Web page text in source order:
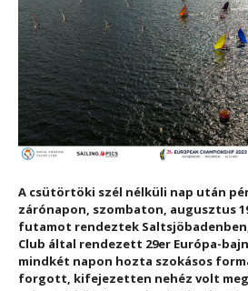
A csütörtöki szél nélküli nap után
zárónapon, szombaton, augusztus
futamot rendeztek Saltsjöbadenben,
Club által rendezett 29er Európa-
mindkét napon hozta szokásos
forgott, kifejezetten nehéz volt